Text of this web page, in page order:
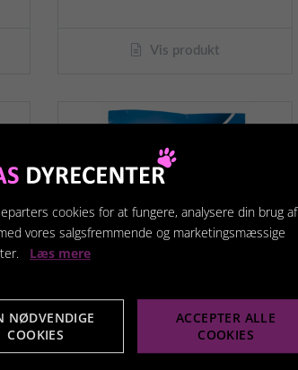
Vis produkt
cookies for at fungere, analysere din brug af
vores salgsfremmende og marketingsmæssige
Læs mere
NØDVENDIGE
COOKIES
ACCEPTER ALLE
COOKIES